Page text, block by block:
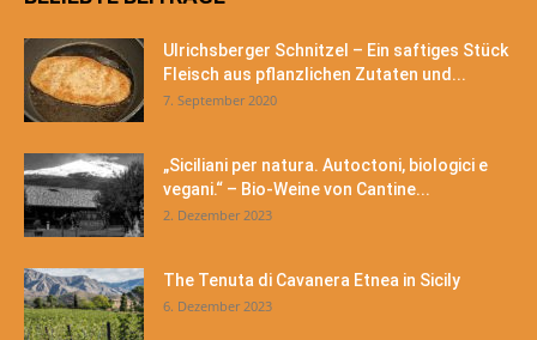
Ulrichsberger Schnitzel – Ein saftiges Stück
Fleisch aus pflanzlichen Zutaten und...
7. September 2020
„Siciliani per natura. Autoctoni, biologici e
vegani.“ – Bio-Weine von Cantine...
2. Dezember 2023
The Tenuta di Cavanera Etnea in Sicily
6. Dezember 2023